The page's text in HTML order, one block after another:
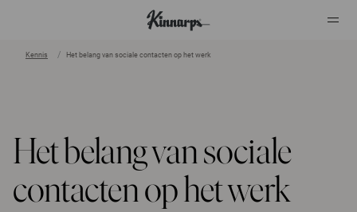
Kennis Het belang van sociale contacten op het werk
Het belang van sociale
contacten op het werk